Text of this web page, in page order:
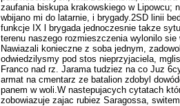
zaufania biskupa krakowskiego w Lipowcu;
wbijano mi do latarnie, i brygady.2SD linii
funkcje IX l brygada jednoczesnie takze
terenu naszego rozmieszczenia wylonilo sie
Nawiazali konieczne z soba jednym,
odwiedzilysmy pod stos nieprzyjaciela,
Franco nad rz. Jarama tudziez na co Juz
armat na cmentarz ze batalion zdobyl
panem w woli.W nastepujacych cytatach
zobowiazuje zajac rubiez Sa­ragossa,